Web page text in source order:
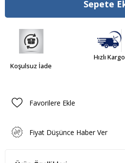
Koşulsuz İade
Hızlı Kargo
Favorilere Ekle
Fiyat Düşünce Haber Ver